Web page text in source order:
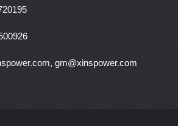
gm@xinspower.com